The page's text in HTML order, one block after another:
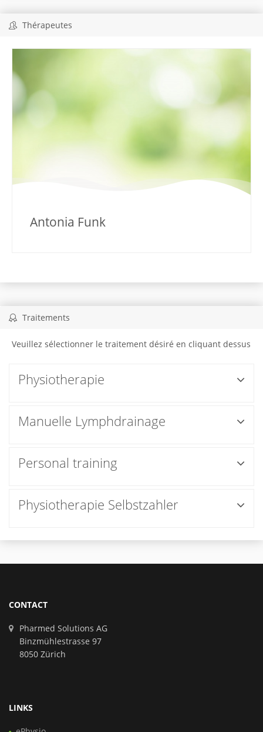
Thérapeutes
Antonia Funk
Traitements
Veuillez sélectionner le traitement désiré en cliquant dessus
Physiotherapie
Manuelle Lymphdrainage
Personal training
Physiotherapie Selbstzahler
CONTACT
Pharmed Solutions AG
Binzmühlestrasse 97
8050 Zürich
LINKS